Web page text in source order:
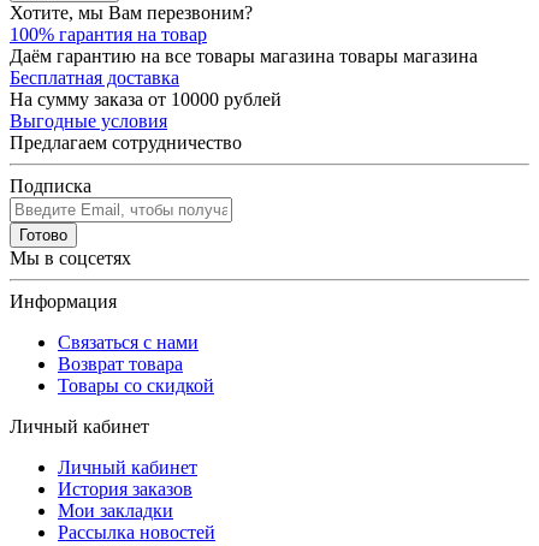
Хотите, мы Вам перезвоним?
100% гарантия на товар
Даём гарантию на все товары магазина товары магазина
Бесплатная доставка
На сумму заказа от 10000 рублей
Выгодные условия
Предлагаем сотрудничество
Подписка
Готово
Мы в соцсетях
Информация
Связаться с нами
Возврат товара
Товары со скидкой
Личный кабинет
Личный кабинет
История заказов
Мои закладки
Рассылка новостей